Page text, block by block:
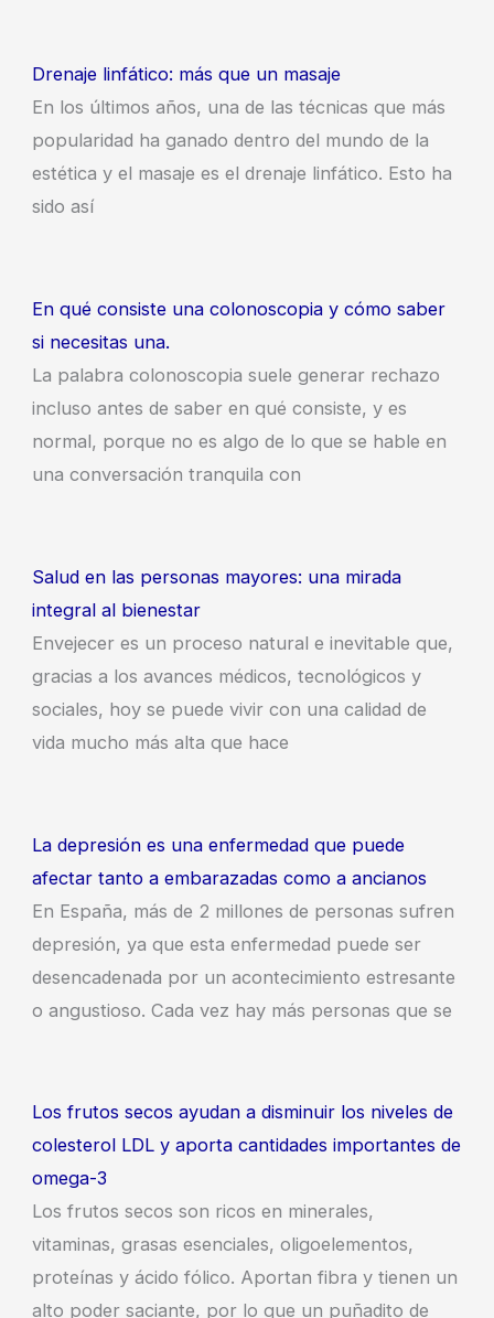
Drenaje linfático: más que un masaje
En los últimos años, una de las técnicas que más
popularidad ha ganado dentro del mundo de la
estética y el masaje es el drenaje linfático. Esto ha
sido así
En qué consiste una colonoscopia y cómo saber
si necesitas una.
La palabra colonoscopia suele generar rechazo
incluso antes de saber en qué consiste, y es
normal, porque no es algo de lo que se hable en
una conversación tranquila con
Salud en las personas mayores: una mirada
integral al bienestar
Envejecer es un proceso natural e inevitable que,
gracias a los avances médicos, tecnológicos y
sociales, hoy se puede vivir con una calidad de
vida mucho más alta que hace
La depresión es una enfermedad que puede
afectar tanto a embarazadas como a ancianos
En España, más de 2 millones de personas sufren
depresión, ya que esta enfermedad puede ser
desencadenada por un acontecimiento estresante
o angustioso. Cada vez hay más personas que se
Los frutos secos ayudan a disminuir los niveles de
colesterol LDL y aporta cantidades importantes de
omega-3
Los frutos secos son ricos en minerales,
vitaminas, grasas esenciales, oligoelementos,
proteínas y ácido fólico. Aportan fibra y tienen un
alto poder saciante, por lo que un puñadito de